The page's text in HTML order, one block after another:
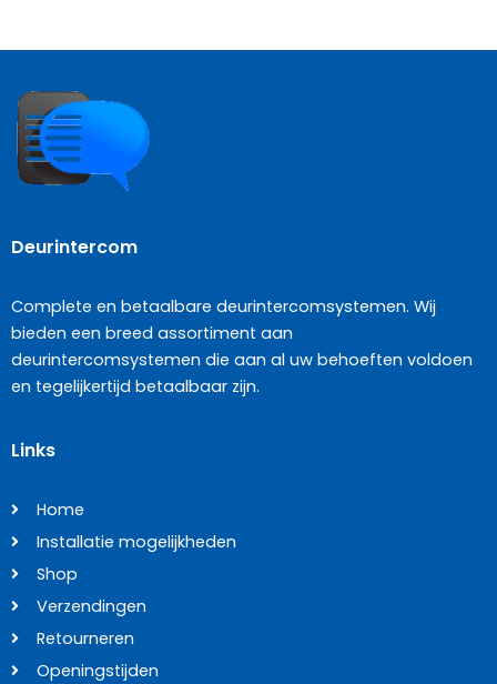
Deurintercom
Complete en betaalbare deurintercomsystemen. Wij
bieden een breed assortiment aan
deurintercomsystemen die aan al uw behoeften voldoen
en tegelijkertijd betaalbaar zijn.
Links
Home
Installatie mogelijkheden
Shop
Verzendingen
Retourneren
Openingstijden